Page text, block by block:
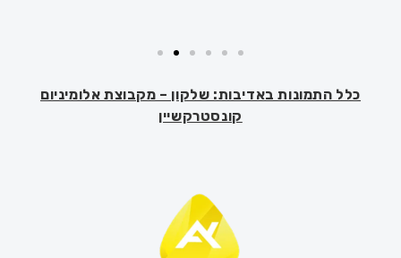
כלל התמונות באדיבות: שלקון – מקבוצת אלומיניום
קונסטרקשיין